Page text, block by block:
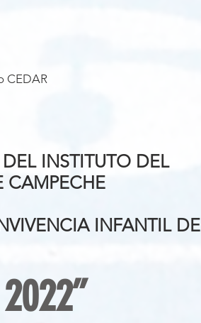
CEDAR
INSTITUTO DEL
CAMPECHE
INFANTIL DE